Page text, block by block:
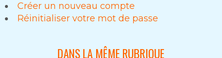
Créer un nouveau compte
Réinitialiser votre mot de passe
DANS LA MÊME RUBRIQUE